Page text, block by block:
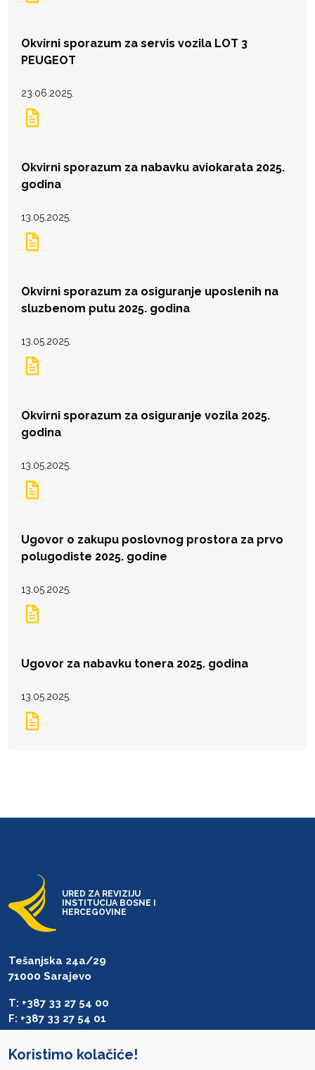
Okvirni sporazum za servis vozila LOT 3
PEUGEOT
23.06.2025.
Okvirni sporazum za nabavku aviokarata 2025.
godina
13.05.2025.
Okvirni sporazum za osiguranje uposlenih na
sluzbenom putu 2025. godina
13.05.2025.
Okvirni sporazum za osiguranje vozila 2025.
godina
13.05.2025.
Ugovor o zakupu poslovnog prostora za prvo
polugodiste 2025. godine
13.05.2025.
Ugovor za nabavku tonera 2025. godina
13.05.2025.
URED ZA REVIZIJU
INSTITUCIJA BOSNE I
HERCEGOVINE
Tešanjska 24a/29
71000 Sarajevo
T: +387 33 27 54 00
F: +387 33 27 54 01
Koristimo kolačiće!